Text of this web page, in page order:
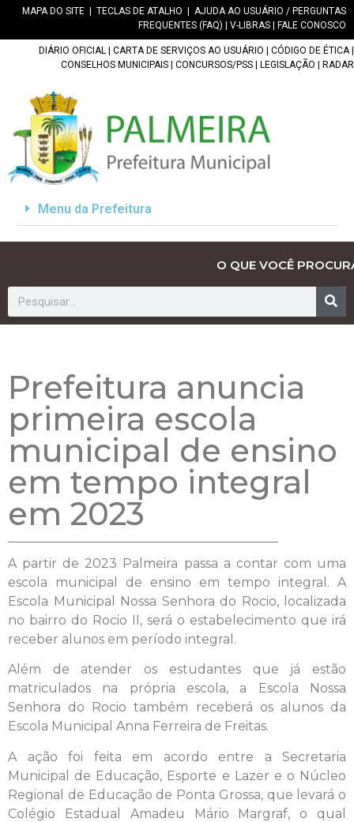
MAPA DO SITE TECLAS DE ATALHO
AJUDA AO USUÁRIO / PERGUNTAS
FREQUENTES (FAQ)
V-LIBRAS FALE CONOSCO
DIÁRIO OFICIAL CARTA DE SERVIÇOS AO USUÁRIO CÓDIGO DE ÉTICA|
CONSELHOS MUNICIPAIS
CONCURSOS/PSS LEGISLAÇÃO RADAR
Menu da Prefeitura
O QUE VOCÊ
Prefeitura anuncia
primeira escola
municipal de ensino
em tempo integral
em 2023
A partir de 2023 Palmeira passa a contar com uma
escola municipal de ensino em tempo integral. A
Escola Municipal Nossa Senhora do Rocio, localizada
no bairro do Rocio II, será o estabelecimento que irá
receber alunos em período integral.
Além de atender os estudantes que já estão
matriculados na própria escola, a Escola Nossa
Senhora do Rocio também receberá os alunos da
Escola Municipal Anna Ferreira de Freitas.
A ação foi feita em acordo entre a Secretaria
Municipal de Educação, Esporte e Lazer e o Núcleo
Regional de Educação de Ponta Grossa, que levará o
Colégio Estadual Amadeu Mário Margraf, o qual